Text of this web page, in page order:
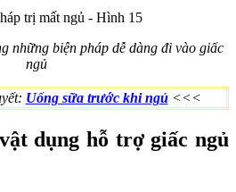
những biện pháp dễ dàng đi vào giấc
ngủ
Uống sữa trước khi ngủ<<<
dụng hỗ trợ giấc ngủ